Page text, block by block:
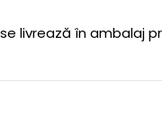
livrează în